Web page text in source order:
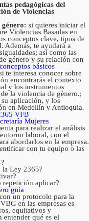
pedagógicas del
de Violencias
género: si quieres iniciar el
Violencias Basadas en
conceptos clave, tipos de
Además, te ayudará a
así como las
género y su relación con
básicos
te interesa conocer sobre
encontrarás el contexto
y los instrumentos
la violencia de género.;
su aplicación, y los
en Medellín y Antioquia.
VFB
Mujeres
para realizar el análisis
laboral, con el
abordarlos en la empresa.
con tu equipo o las
la Ley 2365?
repetición aplicar?
guía
un protocolo para la
en las empresas es
equitativos y
entender qué es el